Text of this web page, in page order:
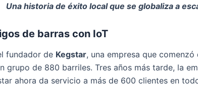
Una historia de éxito local que se globaliza a
de barras con IoT
fundador de Kegstar, una empresa que
grupo de 880 barriles. Tres años más tarde, la
ahora da servicio a más de 600 clientes en